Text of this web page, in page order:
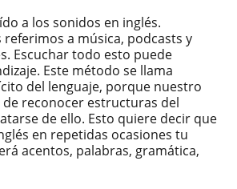
a los sonidos en inglés.
referimos a música, podcasts y
Escuchar todo esto puede
Este método se llama
del lenguaje, porque nuestro
de reconocer estructuras del
de ello. Esto quiere decir que
en repetidas ocasiones tu
acentos, palabras, gramática,